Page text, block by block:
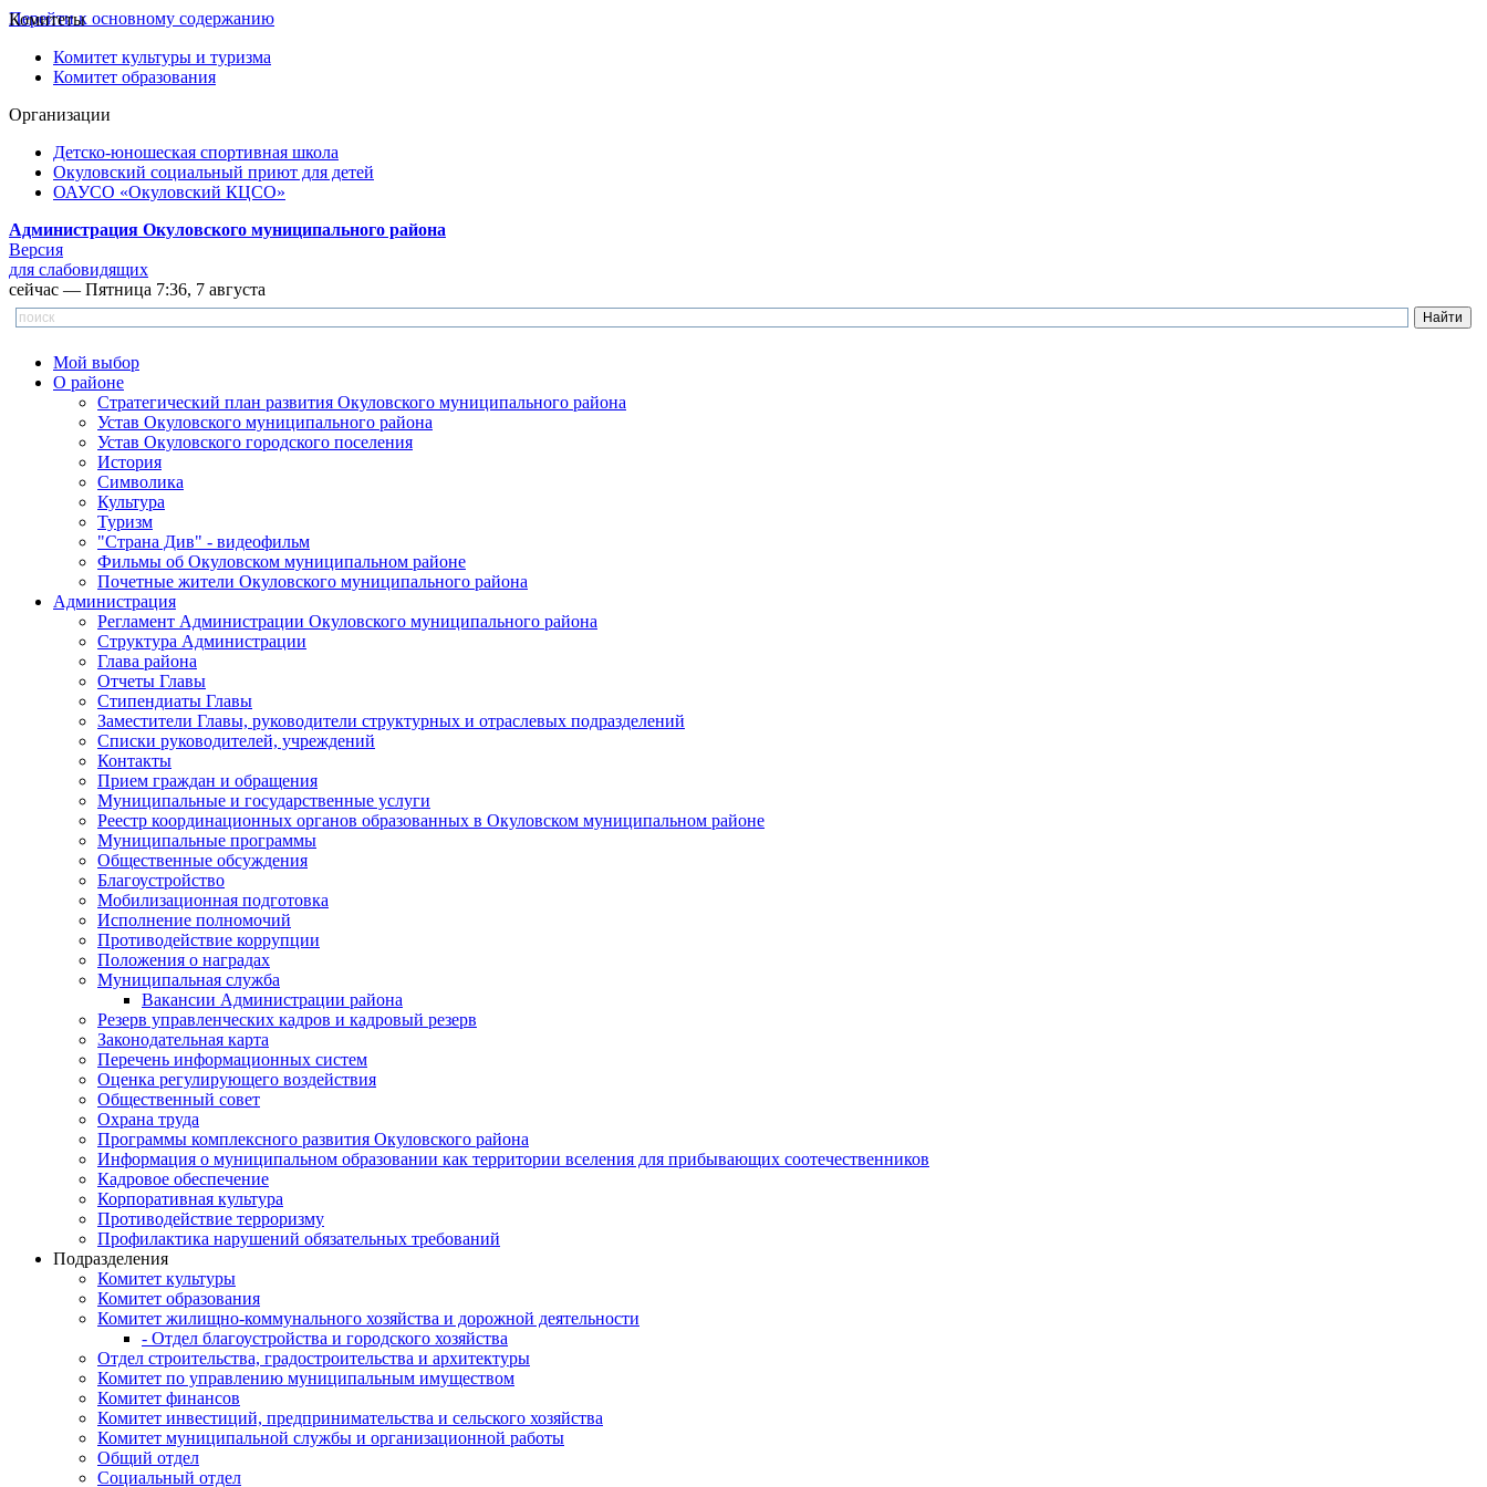
Перейти к основному содержанию
Комитеты
Комитет культуры и туризма
Комитет образования
Организации
Детско-юношеская спортивная школа
Окуловский социальный приют для детей
ОАУСО «Окуловский КЦСО»
Администрация Окуловского муниципального района
Версия
для слабовидящих
сейчас — Пятница 7:36, 7 августа
Мой выбор
О районе
Стратегический план развития Окуловского муниципального района
Устав Окуловского муниципального района
Устав Окуловского городского поселения
История
Символика
Культура
Туризм
"Страна Див" - видеофильм
Фильмы об Окуловском муниципальном районе
Почетные жители Окуловского муниципального района
Администрация
Регламент Администрации Окуловского муниципального района
Структура Администрации
Глава района
Отчеты Главы
Стипендиаты Главы
Заместители Главы, руководители структурных и отраслевых подразделений
Списки руководителей, учреждений
Контакты
Прием граждан и обращения
Муниципальные и государственные услуги
Реестр координационных органов образованных в Окуловском муниципальном районе
Муниципальные программы
Общественные обсуждения
Благоустройство
Мобилизационная подготовка
Исполнение полномочий
Противодействие коррупции
Положения о наградах
Муниципальная служба
Вакансии Администрации района
Резерв управленческих кадров и кадровый резерв
Законодательная карта
Перечень информационных систем
Оценка регулирующего воздействия
Общественный совет
Охрана труда
Программы комплексного развития Окуловского района
Информация о муниципальном образовании как территории вселения для прибывающих соотечественников
Кадровое обеспечение
Корпоративная культура
Противодействие терроризму
Профилактика нарушений обязательных требований
Подразделения
Комитет культуры
Комитет образования
Комитет жилищно-коммунального хозяйства и дорожной деятельности
- Отдел благоустройства и городского хозяйства
Отдел строительства, градостроительства и архитектуры
Комитет по управлению муниципальным имуществом
Комитет финансов
Комитет инвестиций, предпринимательства и сельского хозяйства
Комитет муниципальной службы и организационной работы
Общий отдел
Социальный отдел